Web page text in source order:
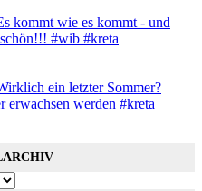
kommt wie es kommt - und
#wib #kreta
ein letzter Sommer?
werden #kreta